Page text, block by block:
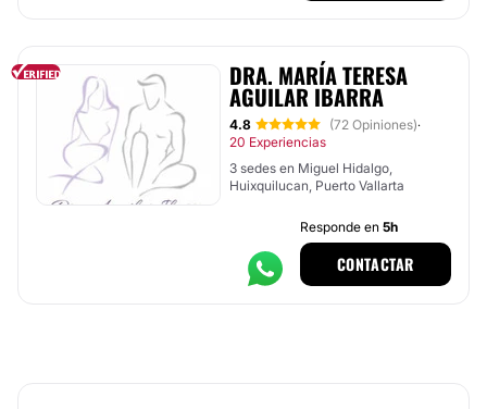
DRA. MARÍA TERESA
AGUILAR IBARRA
4.8 (72 Opiniones)·
20 Experiencias
3 sedes en Miguel Hidalgo,
Huixquilucan, Puerto Vallarta
Responde en 5h
CONTACTAR